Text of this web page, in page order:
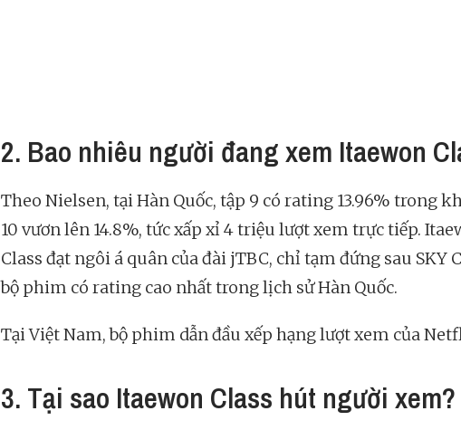
2. Bao nhiêu người đang xem Itaewon
Theo Nielsen, tại Hàn Quốc, tập 9 có rating 13.96% trong
10 vươn lên 14.8%, tức xấp xỉ 4 triệu lượt xem trực tiếp.
Class đạt ngôi á quân của đài jTBC, chỉ tạm đứng sau SKY
bộ phim có rating cao nhất trong lịch sử Hàn Quốc.
Tại Việt Nam, bộ phim dẫn đầu xếp hạng lượt xem của
3. Tại sao Itaewon Class hút người xem?